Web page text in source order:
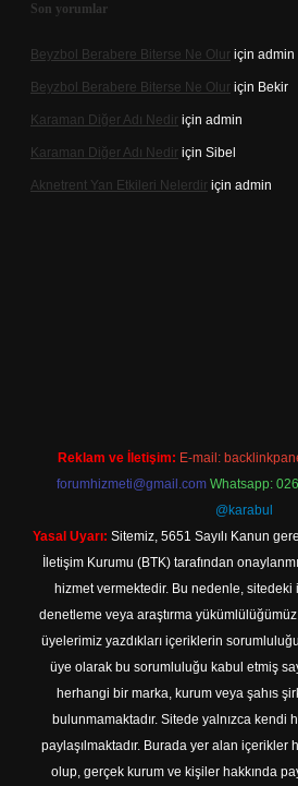
Son yorumlar
Beyzbol Berabere Biterse Ne Olur için admin
Beyzbol Berabere Biterse Ne Olur için Bekir
Karaman Diğer Adı Nedir için admin
Karaman Diğer Adı Nedir için Sibel
Aknetrent Yan Etkileri Nelerdir için admin
Reklam ve İletişim: E-mail:
forumhizmeti@gmail.com Whatsapp:
@karabul
Yasal Uyarı: Sitemiz, 5651 Sayılı Kanun
İletişim Kurumu (BTK) tarafından
hizmet vermektedir. Bu nedenle,
denetleme veya araştırma
üyelerimiz yazdıkları içeriklerin
üye olarak bu sorumluluğu kabul etmiş
herhangi bir marka, kurum veya şahıs
bulunmamaktadır. Sitede yalnızca kendi
paylaşılmaktadır. Burada yer alan içerikler
olup, gerçek kurum ve kişiler hakkında